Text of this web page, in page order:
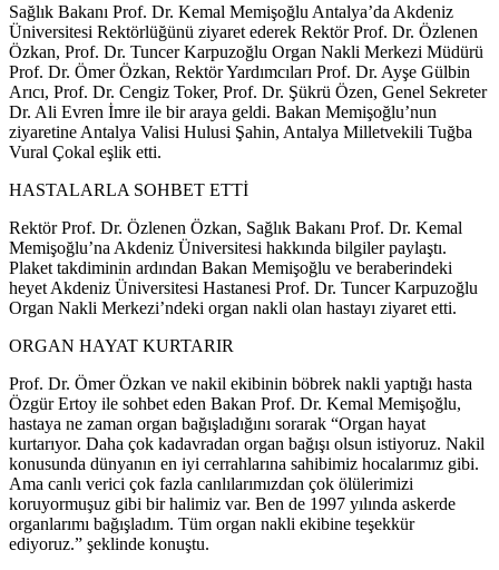
Sağlık Bakanı Prof. Dr. Kemal Memişoğlu Antalya’da Akdeniz
Üniversitesi Rektörlüğünü ziyaret ederek Rektör Prof. Dr. Özlenen
Özkan, Prof. Dr. Tuncer Karpuzoğlu Organ Nakli Merkezi Müdürü
Prof. Dr. Ömer Özkan, Rektör Yardımcıları Prof. Dr. Ayşe Gülbin
Arıcı, Prof. Dr. Cengiz Toker, Prof. Dr. Şükrü Özen, Genel Sekreter
Dr. Ali Evren İmre ile bir araya geldi. Bakan Memişoğlu’nun
ziyaretine Antalya Valisi Hulusi Şahin, Antalya Milletvekili Tuğba
Vural Çokal eşlik etti.
HASTALARLA SOHBET ETTİ
Rektör Prof. Dr. Özlenen Özkan, Sağlık Bakanı Prof. Dr. Kemal
Memişoğlu’na Akdeniz Üniversitesi hakkında bilgiler paylaştı.
Plaket takdiminin ardından Bakan Memişoğlu ve beraberindeki
heyet Akdeniz Üniversitesi Hastanesi Prof. Dr. Tuncer Karpuzoğlu
Organ Nakli Merkezi’ndeki organ nakli olan hastayı ziyaret etti.
ORGAN HAYAT KURTARIR
Prof. Dr. Ömer Özkan ve nakil ekibinin böbrek nakli yaptığı hasta
Özgür Ertoy ile sohbet eden Bakan Prof. Dr. Kemal Memişoğlu,
hastaya ne zaman organ bağışladığını sorarak “Organ hayat
kurtarıyor. Daha çok kadavradan organ bağışı olsun istiyoruz. Nakil
konusunda dünyanın en iyi cerrahlarına sahibimiz hocalarımız gibi.
Ama canlı verici çok fazla canlılarımızdan çok ölülerimizi
koruyormuşuz gibi bir halimiz var. Ben de 1997 yılında askerde
organlarımı bağışladım. Tüm organ nakli ekibine teşekkür
ediyoruz.” şeklinde konuştu.